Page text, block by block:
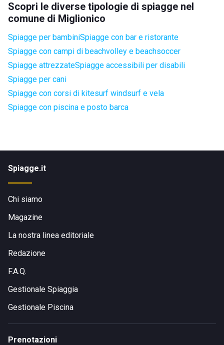
Scopri le diverse tipologie di spiagge nel
comune di Miglionico
Spiagge per bambiniSpiagge con bar e ristorante
Spiagge con campi di beachvolley e beachsoccer
Spiagge attrezzateSpiagge accessibili per disabili
Spiagge per cani
Spiagge con corsi di kitesurf windsurf e vela
Spiagge con piscina e posto barca
Spiagge.it
Chi siamo
Magazine
La nostra linea editoriale
Redazione
F.A.Q.
Gestionale Spiaggia
Gestionale Piscina
Prenotazioni